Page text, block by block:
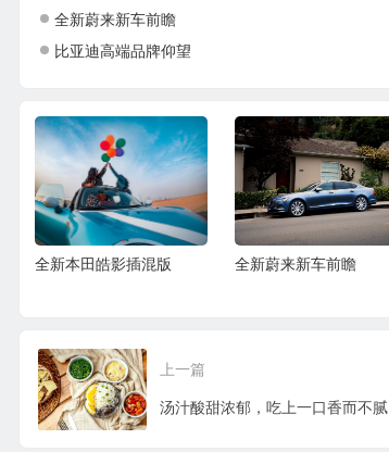
全新蔚来新车前瞻
比亚迪高端品牌仰望
全新本田皓影插混版 全新蔚来新车前瞻
上一篇
汤汁酸甜浓郁，吃上一口香而不腻